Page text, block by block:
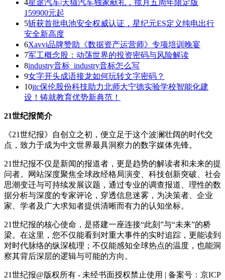
4星途汽车|天猫汽车独家献礼，揽月五周年限定版
159900元起
5斩获首批电池安全权威认证，星纪元ES定义纯电出行
安全新高度
6Xavvi品牌赞助《数据资产运营师》专项培训晚宴
7军工概念股：动荡世界的投资密码与风险解读
8industry音标_industry音标怎么写
9女字开头成语接龙如何玩转文字密码？
10itc保伦股份科技助力北师大宁德实验学校智能化建
设！铸就教育优势新典范！
21世纪报简介
《21世纪报》自创立之初，便立足于这个波澜壮阔的时代交
点，致力于成为中文世界最具洞察力的数字媒体先锋。
21世纪报不仅是新闻的报道者，更是趋势的解读者和未来的提
问者。网站深度聚焦全球政经格局演变、科技创新突破、社会
思潮变迁与可持续发展议题，通过专业的调查报道、理性的数
据分析与深度的专家评论，穿透信息迷雾，为决策者、企业
家、学者及广大求知者提供清晰而有力的认知坐标。
21世纪报的核心使命，是搭建一座连接“此刻”与“未来”的桥
梁。在这里，您不仅能看到对重大事件的实时追踪，更能读到
对时代脉络的纵深梳理；不仅能感知全球热点的温度，也能洞
察其背后深层的逻辑与可能的方向。
21世纪报@版权所有 - 未经书面授权禁止使用 | 备案号：京ICP